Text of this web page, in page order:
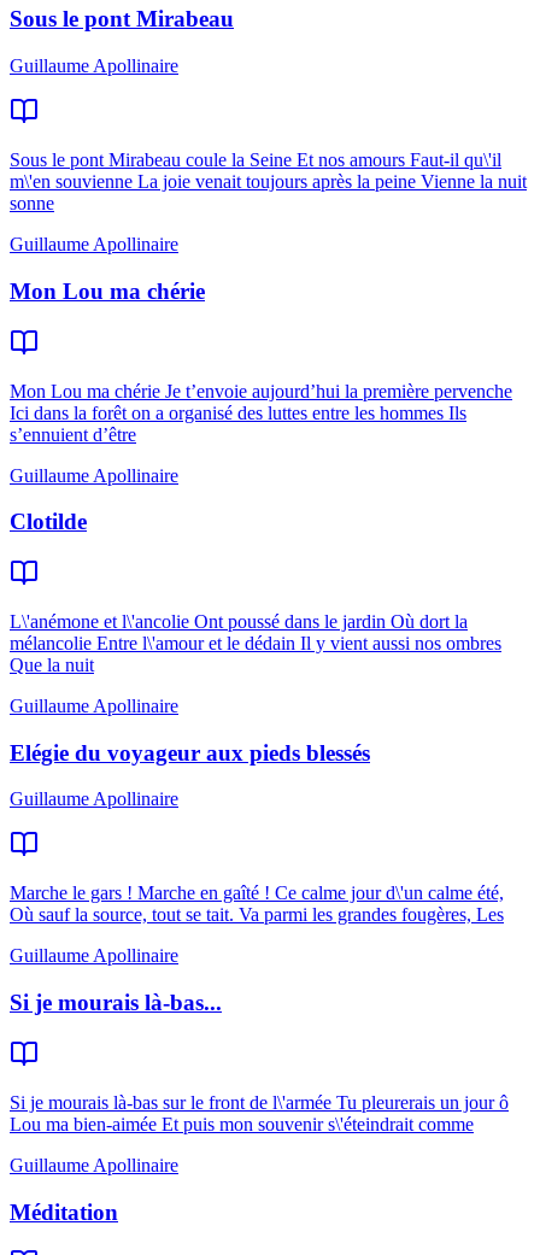
Sous le pont Mirabeau
Guillaume Apollinaire
Sous le pont Mirabeau coule la Seine Et nos amours Faut-il qu\'il
m\'en souvienne La joie venait toujours après la peine Vienne la nuit
sonne
Guillaume Apollinaire
Mon Lou ma chérie
Mon Lou ma chérie Je t’envoie aujourd’hui la première pervenche
Ici dans la forêt on a organisé des luttes entre les hommes Ils
s’ennuient d’être
Guillaume Apollinaire
Clotilde
L\'anémone et l\'ancolie Ont poussé dans le jardin Où dort la
mélancolie Entre l\'amour et le dédain Il y vient aussi nos ombres
Que la nuit
Guillaume Apollinaire
Elégie du voyageur aux pieds blessés
Guillaume Apollinaire
Marche le gars ! Marche en gaîté ! Ce calme jour d\'un calme été,
Où sauf la source, tout se tait. Va parmi les grandes fougères, Les
Guillaume Apollinaire
Si je mourais là-bas...
Si je mourais là-bas sur le front de l\'armée Tu pleurerais un jour ô
Lou ma bien-aimée Et puis mon souvenir s\'éteindrait comme
Guillaume Apollinaire
Méditation